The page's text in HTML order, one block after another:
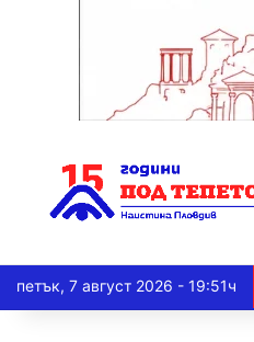
петък, 7 август 2026 - 19:51ч